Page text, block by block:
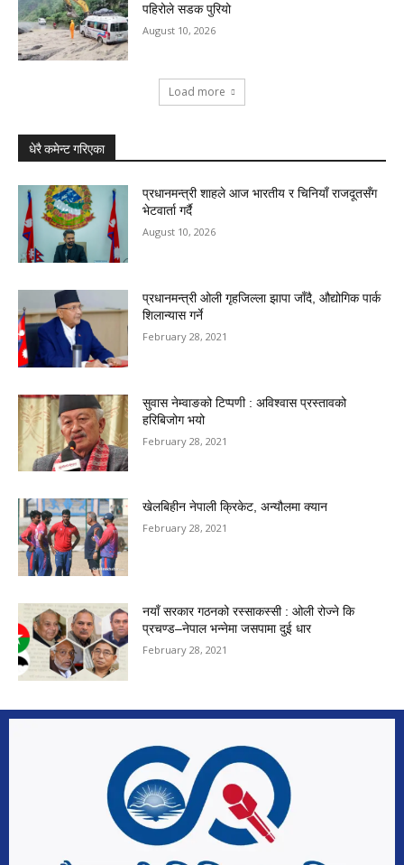
पहिरोले सडक पुरियो
August 10, 2026
Load more
धेरै कमेन्ट गरिएका
प्रधानमन्त्री शाहले आज भारतीय र चिनियाँ राजदूतसँग
भेटवार्ता गर्दै
August 10, 2026
प्रधानमन्त्री ओली गृहजिल्ला झापा जाँदै, औद्योगिक पार्क
शिलान्यास गर्ने
February 28, 2021
सुवास नेम्वाङको टिप्पणी : अविश्वास प्रस्तावको
हरिबिजोग भयो
February 28, 2021
खेलबिहीन नेपाली क्रिकेट, अन्यौलमा क्यान
February 28, 2021
नयाँ सरकार गठनको रस्साकस्सी : ओली रोज्ने कि
प्रचण्ड–नेपाल भन्नेमा जसपामा दुई धार
February 28, 2021